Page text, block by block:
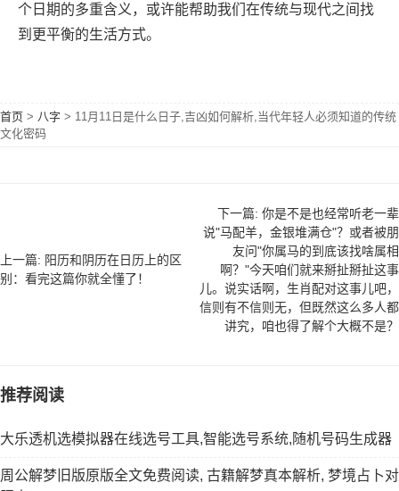
个日期的多重含义，或许能帮助我们在传统与现代之间找
到更平衡的生活方式。
首页 > 八字 > 11月11日是什么日子,吉凶如何解析,当代年轻人必须知道的传统
文化密码
上一篇: 阳历和阴历在日历上的区
别：看完这篇你就全懂了！
下一篇: 你是不是也经常听老一辈
说"马配羊，金银堆满仓"？或者被朋
友问"你属马的到底该找啥属相
啊？"今天咱们就来掰扯掰扯这事
儿。说实话啊，生肖配对这事儿吧，
信则有不信则无，但既然这么多人都
讲究，咱也得了解个大概不是？
推荐阅读
大乐透机选模拟器在线选号工具,智能选号系统,随机号码生成器
周公解梦旧版原版全文免费阅读, 古籍解梦真本解析, 梦境占卜对